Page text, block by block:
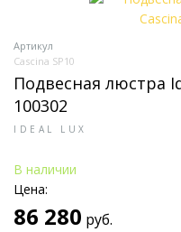
Артикул
Cascina SP10
Подвесная люстра
100302
IDEAL LUX
В наличии
Цена:
86 280 руб.